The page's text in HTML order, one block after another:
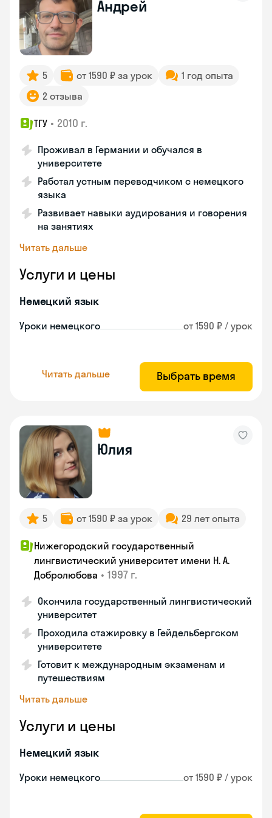
Андрей
5 от 1590 ₽ за урок
1 год опыта
2 отзыва
ТГУ • 2010 г.
Проживал в Германии и обучался в
университете
Работал устным переводчиком с немецкого
языка
Развивает навыки аудирования и говорения
на занятиях
Читать дальше
Услуги и цены
Немецкий язык
Уроки немецкого от 1590 ₽ / урок
Читать дальше Выбрать время
Юлия
5 от 1590 ₽ за урок 29 лет опыта
Нижегородский государственный
лингвистический университет имени Н. А.
Добролюбова • 1997 г.
Окончила государственный лингвистический
университет
Проходила стажировку в Гейдельбергском
университете
Готовит к международным экзаменам и
путешествиям
Читать дальше
Услуги и цены
Немецкий язык
Уроки немецкого от 1590 ₽ / урок